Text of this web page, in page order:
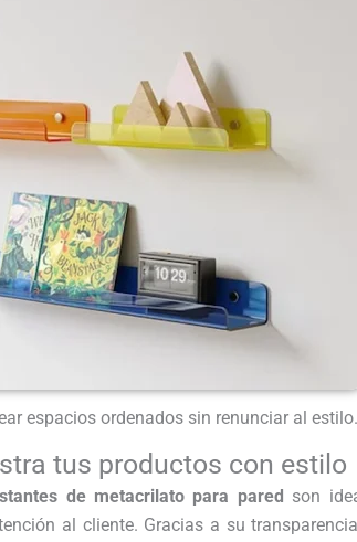
espacios ordenados sin renunciar al estilo.
tus productos con estilo
de metacrilato para pared son
al cliente. Gracias a su